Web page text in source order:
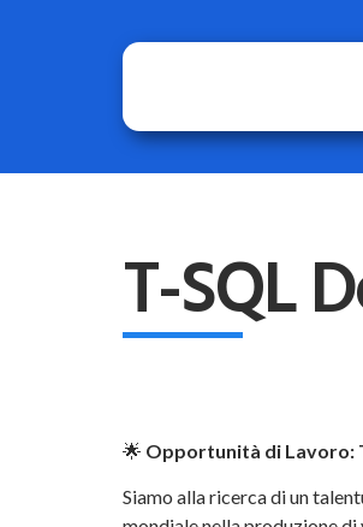
T-SQL
🌟 Opportunità di Lavoro:
Siamo alla ricerca di un